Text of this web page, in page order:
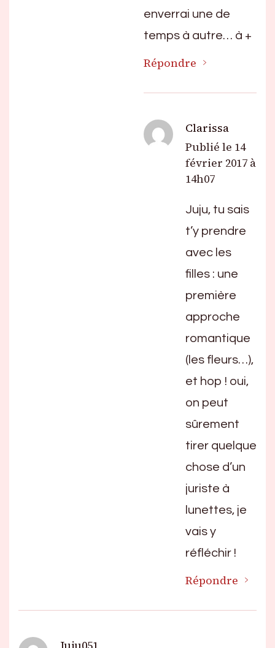
enverrai une de
temps à autre… à +
Répondre
Clarissa
Publié le 14
février 2017 à
14h07
Juju, tu sais
t’y prendre
avec les
filles : une
première
approche
romantique
(les fleurs…),
et hop ! oui,
on peut
sûrement
tirer quelque
chose d’un
juriste à
lunettes, je
vais y
réfléchir !
Répondre